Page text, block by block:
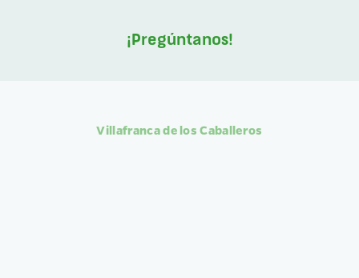
¡Pregúntanos!
Villafranca de los Caballeros